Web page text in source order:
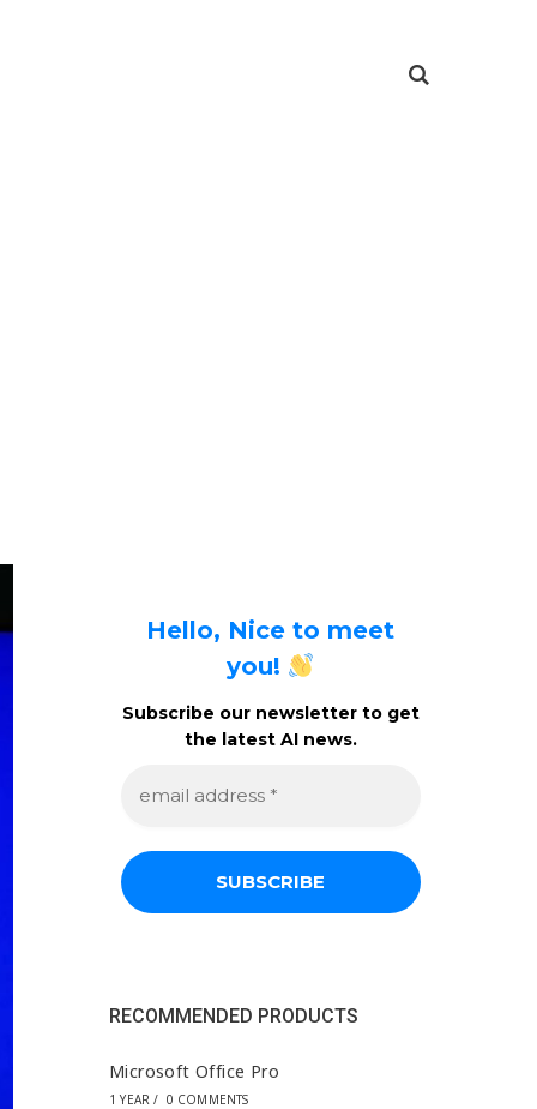
Hello, Nice to meet
you!
Subscribe our newsletter to get
the latest AI news.
a
d
s
RECOMMENDED PRODUCTS
Microsoft Office Pro
1 YEAR / 0 COMMENTS